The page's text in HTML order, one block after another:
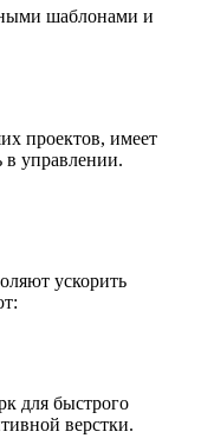
шаблонами и
проектов, имеет
в управлении.
ускорить
для быстрого
верстки.